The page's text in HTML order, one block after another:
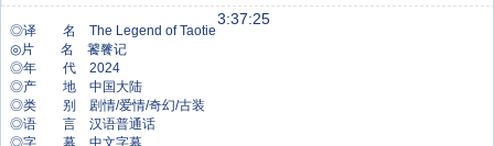
3:37:25
◎译 名 The Legend of Taotie
◎片 名 饕餮记
◎年 代 2024
◎产 地 中国大陆
◎类 别 剧情/爱情/奇幻/古装
◎语 言 汉语普通话
◎字 幕 中文字幕